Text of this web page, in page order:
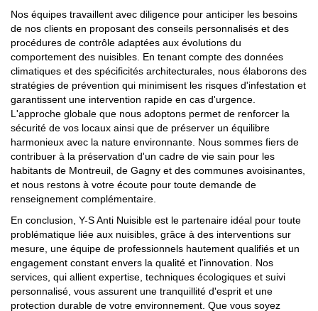
Nos équipes travaillent avec diligence pour anticiper les besoins
de nos clients en proposant des conseils personnalisés et des
procédures de contrôle adaptées aux évolutions du
comportement des nuisibles. En tenant compte des données
climatiques et des spécificités architecturales, nous élaborons des
stratégies de prévention qui minimisent les risques d'infestation et
garantissent une intervention rapide en cas d'urgence.
L'approche globale que nous adoptons permet de renforcer la
sécurité de vos locaux ainsi que de préserver un équilibre
harmonieux avec la nature environnante. Nous sommes fiers de
contribuer à la préservation d'un cadre de vie sain pour les
habitants de Montreuil, de Gagny et des communes avoisinantes,
et nous restons à votre écoute pour toute demande de
renseignement complémentaire.
En conclusion, Y-S Anti Nuisible est le partenaire idéal pour toute
problématique liée aux nuisibles, grâce à des interventions sur
mesure, une équipe de professionnels hautement qualifiés et un
engagement constant envers la qualité et l'innovation. Nos
services, qui allient expertise, techniques écologiques et suivi
personnalisé, vous assurent une tranquillité d'esprit et une
protection durable de votre environnement. Que vous soyez